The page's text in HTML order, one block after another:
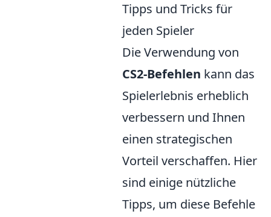
Tipps und Tricks für
jeden Spieler
Die Verwendung von
CS2-Befehlen kann das
Spielerlebnis erheblich
verbessern und Ihnen
einen strategischen
Vorteil verschaffen. Hier
sind einige nützliche
Tipps, um diese Befehle